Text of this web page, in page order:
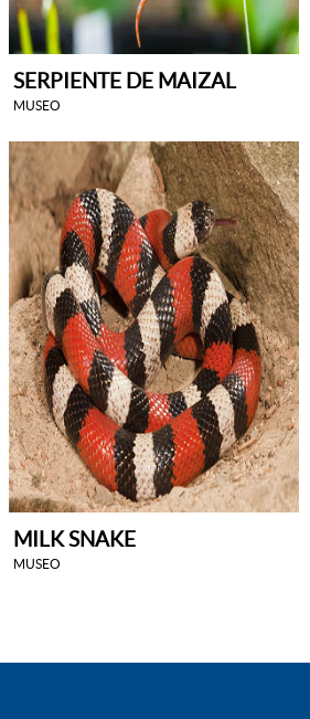
SERPIENTE DE MAIZAL
MUSEO
MILK SNAKE
MUSEO